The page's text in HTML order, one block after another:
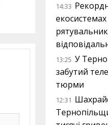
14:33
13:25 У
забутий
тюрми
12:31